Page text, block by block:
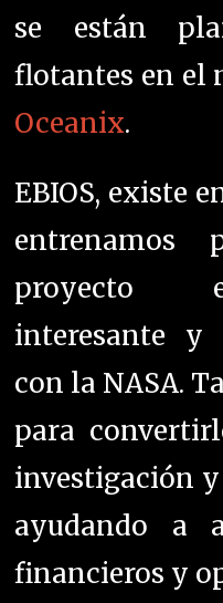
se están
flotantes en el
Oceanix.
EBIOS, existe
entrenamos
proyecto
interesante y
con la NASA.
para
investigación
ayudando a
financieros y